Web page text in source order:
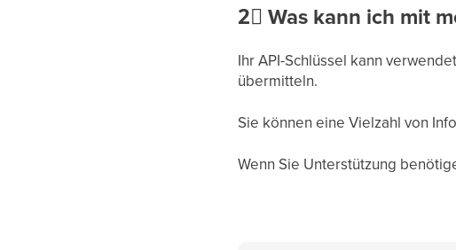
2⃣ Was kann ich mit
Ihr API-Schlüssel kann
übermitteln.
Sie können eine Vielzahl von
Wenn Sie Unterstützung